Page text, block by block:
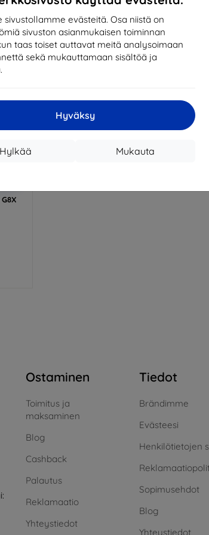
sivustollamme evästeitä. Osa niistä on
sivuston asianmukaisen toiminnan
taas toiset auttavat meitä analysoimaan
sekä mukauttamaan sisältöä ja
Hyväksy
Mukauta
Hylkää
Varastossa > 5 kpl
Ostaminen
Toimitus ja
maksaminen
Blog
Cashback
Palautus
Reklamaatio
Yhteystiedot
Tiedot
Brändimme
Evästeesi
Henkilötietojen
Sopimusehdot
Blog
Yhteystiedot